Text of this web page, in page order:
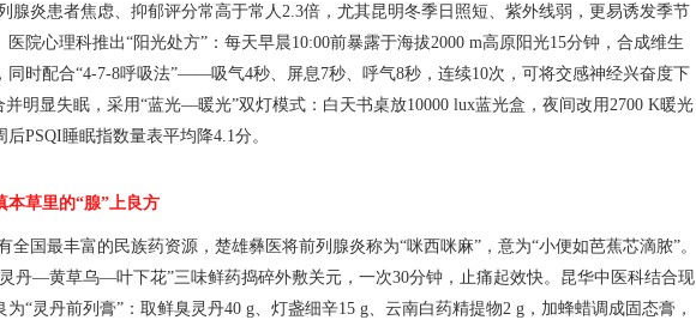
腺炎患者焦虑、抑郁评分常高于常人2.3倍，尤其昆明冬季日照短、紫外线弱，更易诱发季节
医院心理科推出“阳光处方”：每天早晨10:00前暴露于海拔2000 m高原阳光15分钟，合成维生
同时配合“4-7-8呼吸法”——吸气4秒、屏息7秒、呼气8秒，连续10次，可将交感神经兴奋度下
并明显失眠，采用“蓝光—暖光”双灯模式：白天书桌放10000 lux蓝光盒，夜间改用2700 K暖光
后PSQI睡眠指数量表平均降4.1分。
本草里的“腺”上良方
全国最丰富的民族药资源，楚雄彝医将前列腺炎称为“咪西咪麻”，意为“小便如芭蕉芯滴脓”。
丹—黄草乌—叶下花”三味鲜药捣碎外敷关元，一次30分钟，止痛起效快。昆华中医科结合现
为“灵丹前列膏”：取鲜臭灵丹40 g、灯盏细辛15 g、云南白药精提物2 g，加蜂蜡调成固态膏，